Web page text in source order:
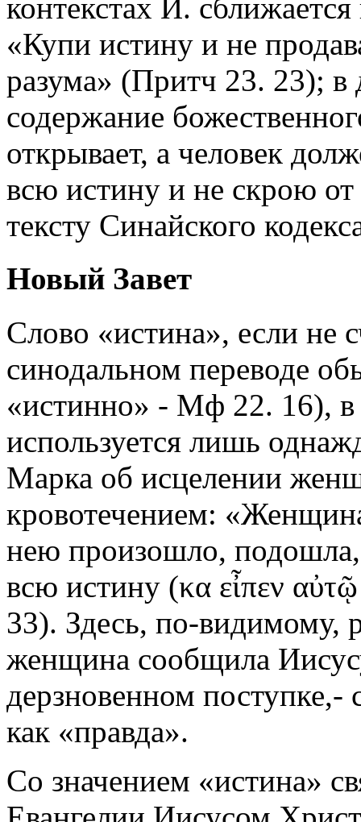
контекстах И.
«Купи истину и не
разума» (Притч 23. 23); в
содержание
открывает, а человек
всю истину и не скрою
тексту Синайского
Новый Завет
Слово «истина», если не
синодальном переводе
«истинно» - Мф 22. 16), в
используется лишь
Марка об исцелении
кровотечением:
нею произошло,
всю истину (κα εἶπεν αὐτῷ
33). Здесь, по-видимому,
женщина сообщила
дерзновенном поступке,-
как «правда».
Со значением «истина»